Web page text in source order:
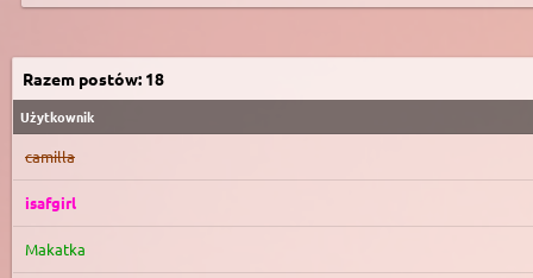
Razem postów: 18
Użytkownik
camilla
isafgirl
Makatka